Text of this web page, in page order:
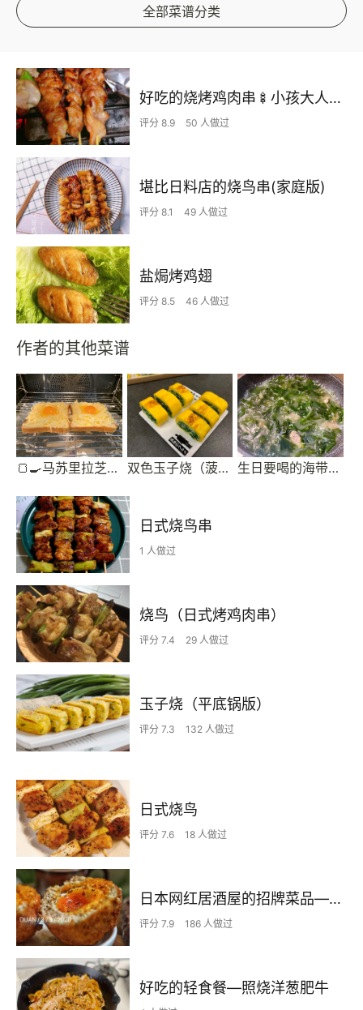
全部菜谱分类
好吃的烧烤鸡肉串🍢小孩大人都爱吃～香煎也很棒～烤箱烤也行
评分 8.9 50 人做过
堪比日料店的烧鸟串(家庭版)
评分 8.1 49 人做过
盐焗烤鸡翅
评分 8.5 46 人做过
作者的其他菜谱
🍞🍳马苏里拉芝士蛋烤土司（完美周末早午餐2） 双色玉子烧（菠菜鸡蛋卷） 生日要喝的海带汤（低油版韩式海带汤）
日式烧鸟串
1 人做过
烧鸟（日式烤鸡肉串）
评分 7.4 29 人做过
玉子烧（平底锅版）
评分 7.3 132 人做过
日式烧鸟
评分 7.6 18 人做过
日本网红居酒屋的招牌菜品——苏格兰溏心蛋
评分 7.9 186 人做过
好吃的轻食餐—照烧洋葱肥牛